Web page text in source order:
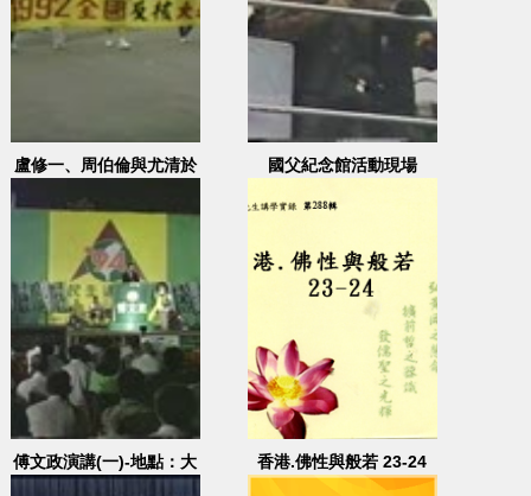
盧修一、周伯倫與尤清於
並呼籲蕭萬長下台
國父紀念館活動現場
傅文政演講(一)-地點：大
同國小
香港.佛性與般若 23-24